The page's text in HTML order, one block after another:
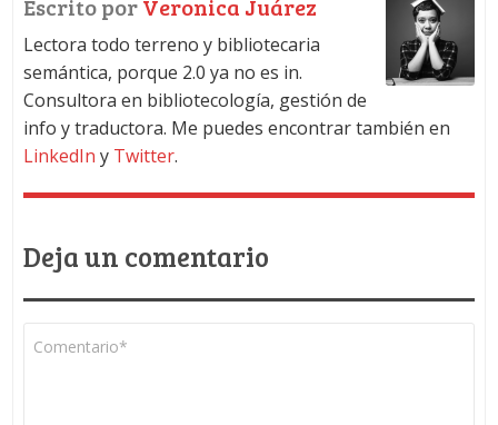
Escrito porVeronica Juárez
Lectora todo terreno y bibliotecaria
semántica, porque 2.0 ya no es in.
Consultora en bibliotecología, gestión de
info y traductora. Me puedes encontrar también en
LinkedIn y Twitter.
Deja un comentario